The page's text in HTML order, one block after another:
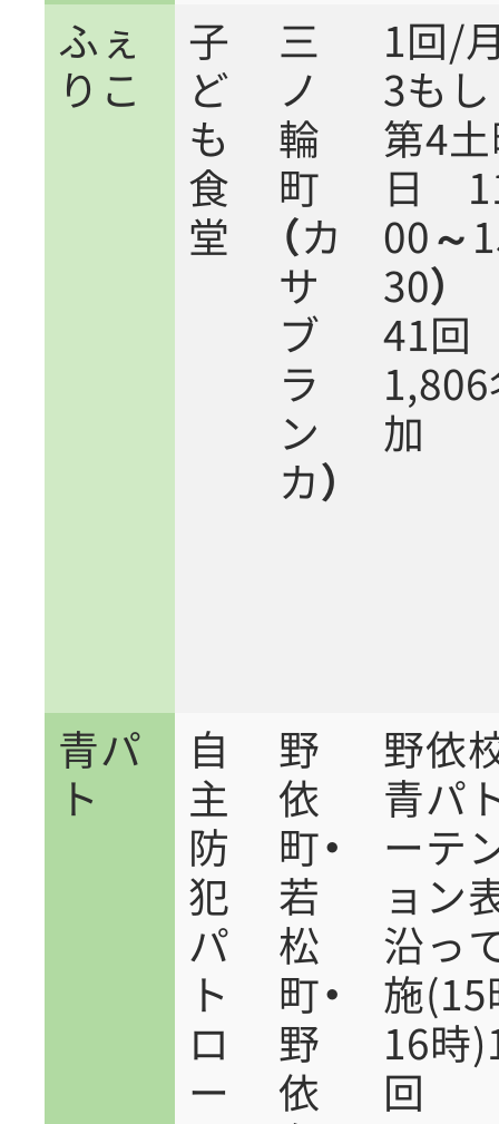
ふぇ
りこ
子
ど
も
食
堂
三
ノ
輪
町
（カ
サ
ブ
ラ
ン
カ）
1回/
3も
第4
日
00～
30）
41
加
青パ
ト
自
主
防
犯
パ
ト
ロ
ー
野
依
町・
若
松
町・
野
依
野依
青パ
ーテ
ョン
沿っ
施
16時
回